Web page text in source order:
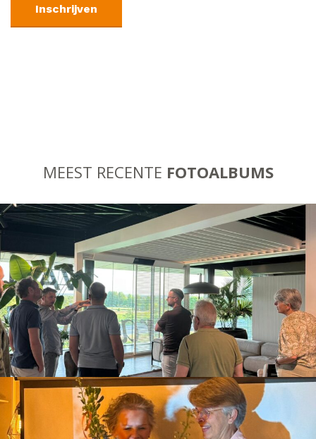
MEEST RECENTE FOTOALBUMS